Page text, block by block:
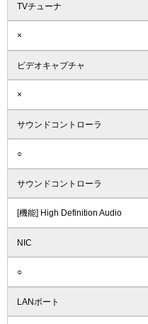
TVチューナ
×
ビデオキャプチャ
×
サウンドコントローラ
○
サウンドコントローラ
[機能] High Definition Audio
NIC
○
LANポート